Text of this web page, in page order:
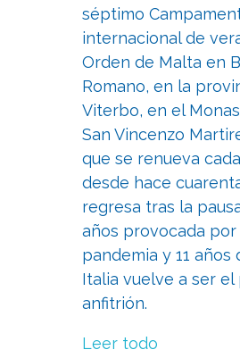
séptimo
internacional de
Orden de Malta en
Romano, en la
Viterbo, en el
San Vincenzo
que se renueva
desde hace
regresa tras la
años provocada por
pandemia y 11 años
Italia vuelve a ser el
anfitrión.
Leer todo